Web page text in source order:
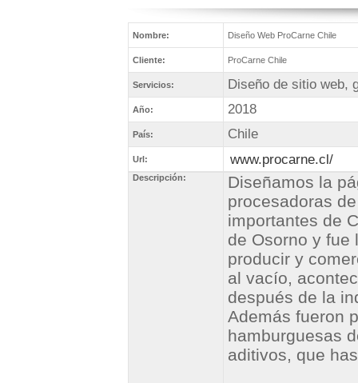
Nombre: Diseño Web ProCarne Chile
Cliente: ProCarne Chile
Servicios: Diseño de sitio web,
Año: 2018
País: Chile
Url: www.procarne.cl/
Descripción:
Diseñamos la
procesadoras
importantes de
de Osorno y fue
producir y
al vacío,
después de la
Además fueron
hamburguesas
aditivos, que